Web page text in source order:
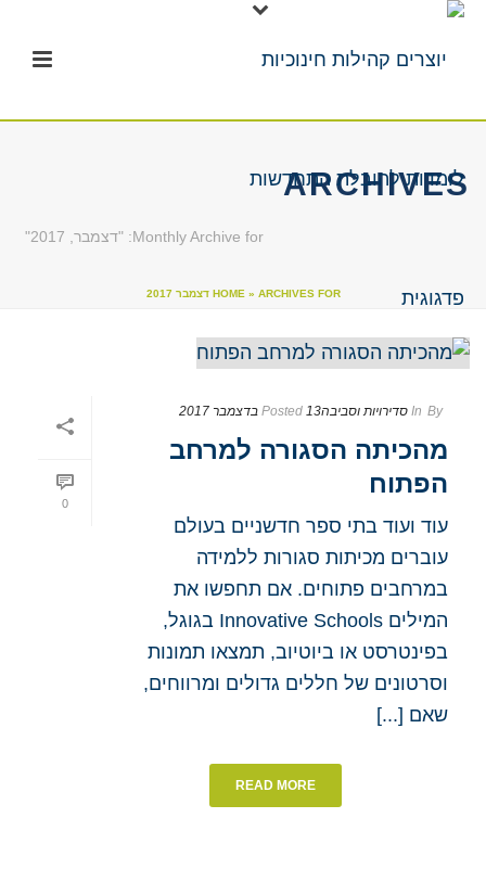
ARCHIVES
Monthly Archive for: "דצמבר, 2017"
HOME » ARCHIVES FOR דצמבר 2017
0
By
In סדירויות וסביבה Posted 13 בדצמבר 2017
מהכיתה הסגורה למרחב
הפתוח
עוד ועוד בתי ספר חדשניים בעולם
עוברים מכיתות סגורות ללמידה
במרחבים פתוחים. אם תחפשו את
המילים Innovative Schools בגוגל,
בפינטרסט או ביוטיוב, תמצאו תמונות
וסרטונים של חללים גדולים ומרווחים,
שאם [...]
READ MORE